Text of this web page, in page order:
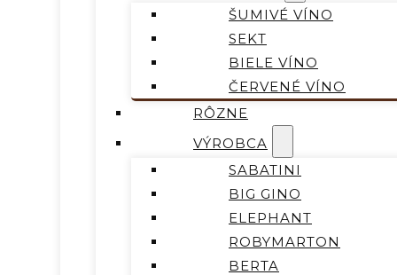
ŠUMIVÉ VÍNO
SEKT
BIELE VÍNO
ČERVENÉ VÍNO
RÔZNE
VÝROBCA
SABATINI
BIG GINO
ELEPHANT
ROBYMARTON
BERTA